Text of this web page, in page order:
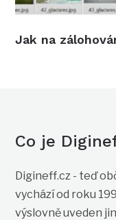
Jak na
Co je
Digineff.cz - teď
vychází od roku
výslovně uveden